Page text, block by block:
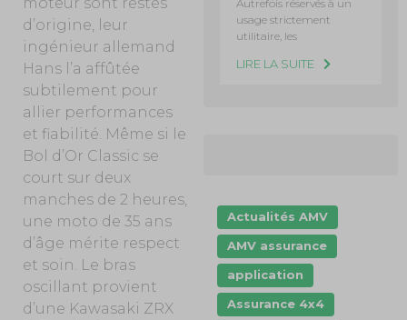
d’origine, leur
ingénieur allemand
Hans l’a affûtée
subtilement pour
allier performances
et fiabilité. Même si le
Bol d’Or Classic se
court sur deux
manches de 2 heures,
une moto de 35 ans
d’âge mérite respect
et soin. Le bras
oscillant provient
d’une Kawasaki ZRX
Autrefois réservés à un
usage strictement
utilitaire, les
LIRE LA SUITE
Actualités AMV
AMV assurance
application
Assurance 4x4